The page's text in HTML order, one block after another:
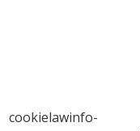
cookielawinfo-